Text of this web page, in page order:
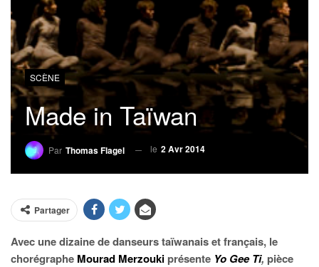
SCÈNE
Made in Taïwan
Par Thomas Flagel le 2 Avr 2014
Partager
Avec une dizaine de danseurs taïwanais et français, le
chorégraphe Mourad Merzouki présente Yo Gee Ti, pièce